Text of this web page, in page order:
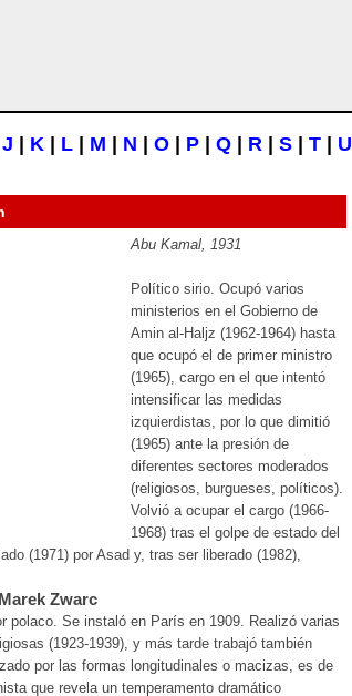
J K L M N O P Q R S T U
Abu Kamal, 1931
Político sirio. Ocupó varios
ministerios en el Gobierno de
Amin al-Haljz (1962-1964) hasta
que ocupó el de primer ministro
(1965), cargo en el que intentó
intensificar las medidas
izquierdistas, por lo que dimitió
(1965) ante la presión de
diferentes sectores moderados
(religiosos, burgueses, políticos).
Volvió a ocupar el cargo (1966-
1968) tras el golpe de estado del
(1971) por Asad y, tras ser liberado (1982),
Zwarc
polaco. Se instaló en París en 1909. Realizó varias
(1923-1939), y más tarde trabajó también
por las formas longitudinales o macizas, es de
que revela un temperamento dramático